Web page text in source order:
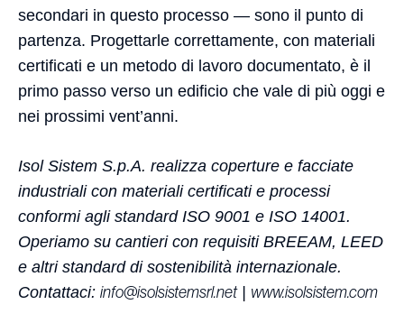
secondari in questo processo — sono il punto di
partenza. Progettarle correttamente, con materiali
certificati e un metodo di lavoro documentato, è il
primo passo verso un edificio che vale di più oggi e
nei prossimi vent’anni.
Isol Sistem S.p.A. realizza coperture e facciate
industriali con materiali certificati e processi
conformi agli standard ISO 9001 e ISO 14001.
Operiamo su cantieri con requisiti BREEAM, LEED
e altri standard di sostenibilità internazionale.
Contattaci: info@isolsistemsrl.net| www.isolsistem.com